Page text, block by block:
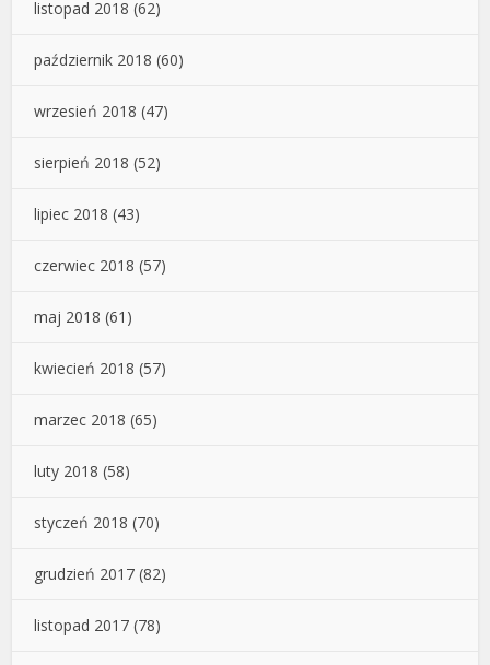
listopad 2018 (62)
październik 2018 (60)
wrzesień 2018 (47)
sierpień 2018 (52)
lipiec 2018 (43)
czerwiec 2018 (57)
maj 2018 (61)
kwiecień 2018 (57)
marzec 2018 (65)
luty 2018 (58)
styczeń 2018 (70)
grudzień 2017 (82)
listopad 2017 (78)